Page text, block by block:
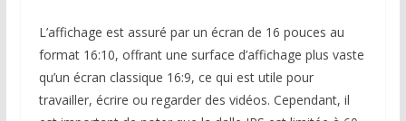
L’affichage est assuré par un écran de 16 pouces au
format 16:10, offrant une surface d’affichage plus vaste
qu’un écran classique 16:9, ce qui est utile pour
travailler, écrire ou regarder des vidéos. Cependant, il